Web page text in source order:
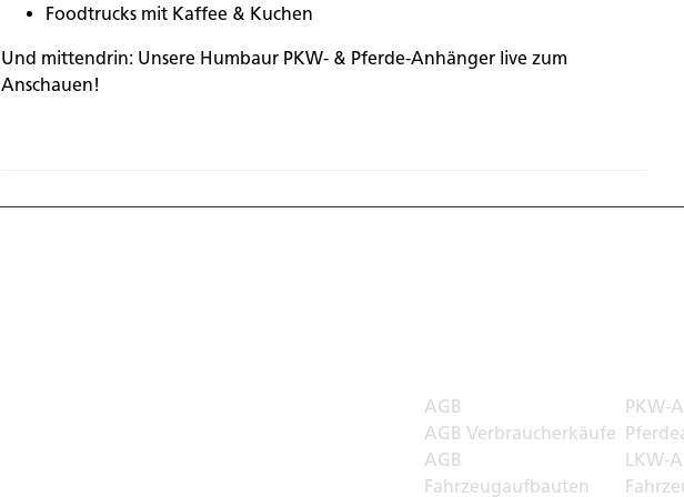
Foodtrucks mit Kaffee & Kuchen
Und mittendrin: Unsere Humbaur PKW- & Pferde-Anhänger live zum
Anschauen!
AGB
AGB Verbraucherkäufe
AGB
Fahrzeugaufbauten
PKW-
LKW-